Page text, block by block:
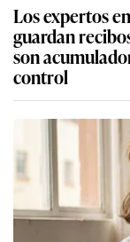
Los expertos
guardan
son
control